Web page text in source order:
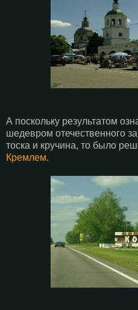
А поскольку результатом
шедевром отечественного
тоска и кручина, то было
Кремлем.